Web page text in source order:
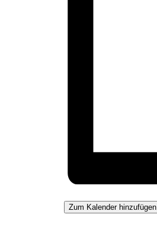
Zum Kalender hinzufügen